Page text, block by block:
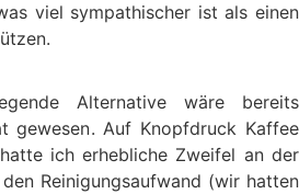
viel sympathischer ist als einen
Alternative wäre bereits
gewesen. Auf Knopfdruck Kaffee
ich erhebliche Zweifel an der
Reinigungsaufwand (wir hatten